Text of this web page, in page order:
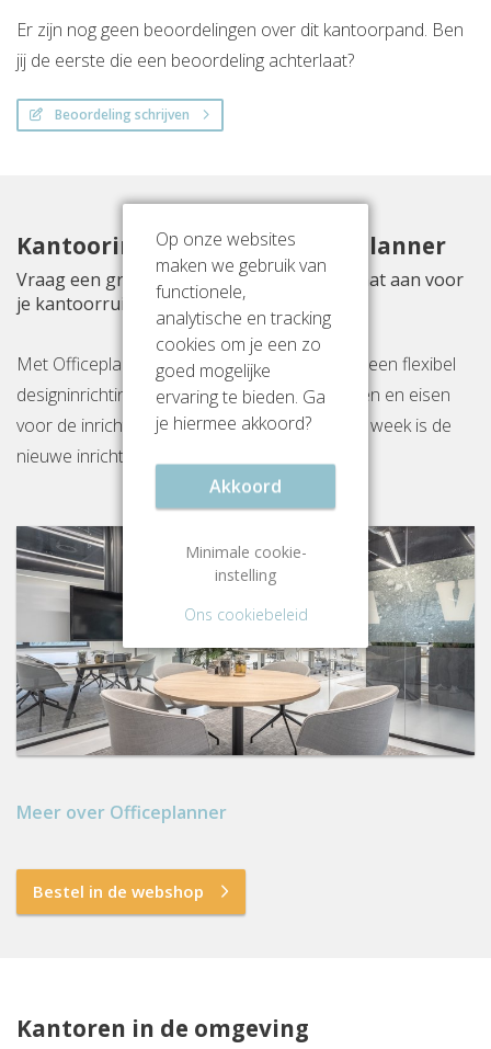
Er zijn nog geen beoordelingen over dit kantoorpand. Ben
jij de eerste die een beoordeling achterlaat?
Beoordeling schrijven
Kantoorinrichting met Officeplanner
Vraag een gratis inrichtingsvoorstel op maat aan voor
je kantoorruimte aan De Kolk 6
Met Officeplanner huur, huurkoop of koop je een flexibel
designinrichtingspakket op basis van je wensen en eisen
voor de inrichting van jouw kantoor. Binnen 1 week is de
nieuwe inrichting gereed op locatie.
Meer over Officeplanner
Bestel in de webshop
Kantoren in de omgeving
Op onze websites
maken we gebruik van
functionele,
analytische en tracking
cookies om je een zo
goed mogelijke
ervaring te bieden. Ga
je hiermee akkoord?
Akkoord
Minimale cookie-
instelling
Ons cookiebeleid